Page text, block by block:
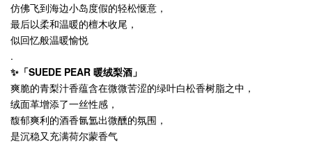
仿佛飞到海边小岛度假的轻松惬意，
最后以柔和温暖的檀木收尾，
似回忆般温暖愉悦
.
✨「SUEDE PEAR 暖绒梨酒」
爽脆的青梨汁香蕴含在微微苦涩的绿叶白松香树脂之中，
绒面革增添了一丝性感，
馥郁爽利的酒香氤氲出微醺的氛围，
是沉稳又充满荷尔蒙香气